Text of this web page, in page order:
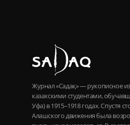
Журнал «Садақ» — рукописное
казахскими студентами,
Уфа) в 1915–1918 годах. Спустя
Алашского движения была